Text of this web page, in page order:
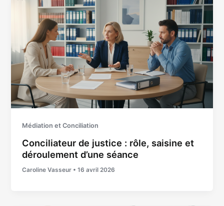
Médiation et Conciliation
Conciliateur de justice : rôle, saisine et
déroulement d’une séance
Caroline Vasseur •16 avril 2026